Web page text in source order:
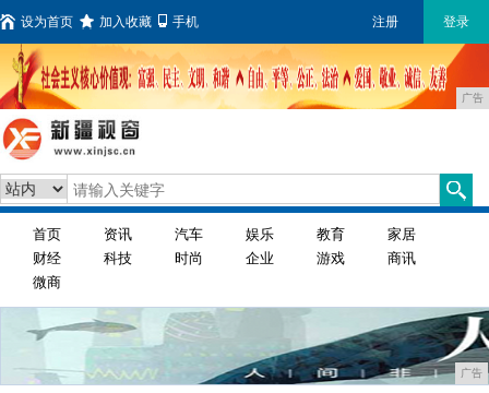
设为首页 加入收藏 手机 注册 登录
广告
首页 资讯 汽车 娱乐 教育
家居
财经
科技 时尚 企业 游戏
商讯
微商
广告